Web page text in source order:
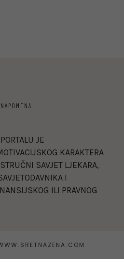
NAPOMENA
JE
KARAKTERA
SAVJET LJEKARA,
I
ILI PRAVNOG